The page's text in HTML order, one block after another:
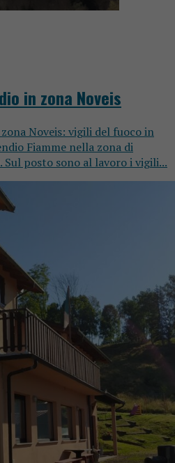
in zona Noveis
Noveis: vigili del fuoco in
Fiamme nella zona di
Sul posto sono al lavoro i vigili...